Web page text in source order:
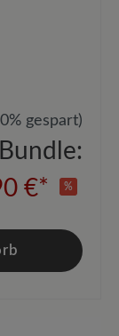
gespart)
€*
%